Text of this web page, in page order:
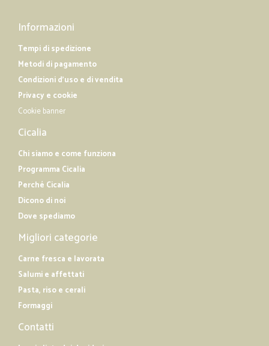
Informazioni
Tempi di spedizione
Metodi di pagamento
Condizioni d'uso e di vendita
Privacy e cookie
Cookie banner
Cicalia
Chi siamo e come funziona
Programma Cicalia
Perché Cicalia
Dicono di noi
Dove spediamo
Migliori categorie
Carne fresca e lavorata
Salumi e affettati
Pasta, riso e cerali
Formaggi
Contatti